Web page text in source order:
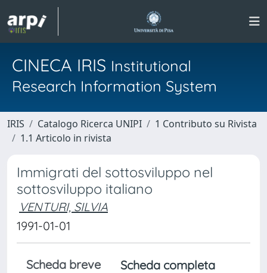
CINECA IRIS Institutional
Research Information System
IRIS Catalogo Ricerca UNIPI
1 Contributo su Rivista
1.1 Articolo in rivista
Immigrati del sottosviluppo nel
sottosviluppo italiano
VENTURI, SILVIA
1991-01-01
Scheda breve
Scheda completa